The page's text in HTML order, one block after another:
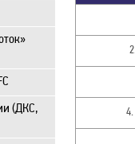
(ДКС,